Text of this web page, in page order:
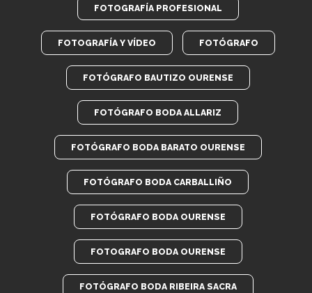
FOTOGRAFÍA PROFESIONAL
FOTOGRAFÍA Y VÍDEO FOTÓGRAFO
FOTÓGRAFO BAUTIZO OURENSE
FOTÓGRAFO BODA ALLARIZ
FOTÓGRAFO BODA BARATO OURENSE
FOTÓGRAFO BODA CARBALLIÑO
FOTÓGRAFO BODA OURENSE
FOTOGRAFO BODA OURENSE
FOTÓGRAFO BODA RIBEIRA SACRA